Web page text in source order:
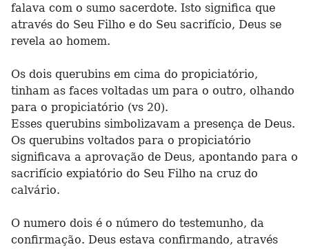
falava com o sumo sacerdote. Isto significa que
através do Seu Filho e do Seu sacrifício, Deus se
revela ao homem.
Os dois querubins em cima do propiciatório,
tinham as faces voltadas um para o outro, olhando
para o propiciatório (vs 20).
Esses querubins simbolizavam a presença de Deus.
Os querubins voltados para o propiciatório
significava a aprovação de Deus, apontando para o
sacrifício expiatório do Seu Filho na cruz do
calvário.
O numero dois é o número do testemunho, da
confirmação. Deus estava confirmando, através